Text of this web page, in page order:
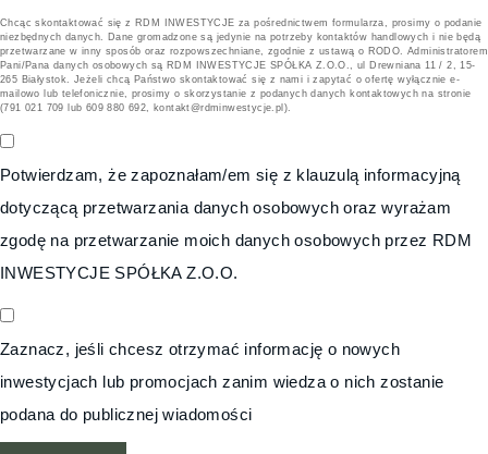
Chcąc skontaktować się z RDM INWESTYCJE za pośrednictwem formularza, prosimy o podanie
niezbędnych danych. Dane gromadzone są jedynie na potrzeby kontaktów handlowych i nie będą
przetwarzane w inny sposób oraz rozpowszechniane, zgodnie z ustawą o RODO. Administratorem
Pani/Pana danych osobowych są RDM INWESTYCJE SPÓŁKA Z.O.O., ul Drewniana 11 / 2, 15-
265 Białystok. Jeżeli chcą Państwo skontaktować się z nami i zapytać o ofertę wyłącznie e-
mailowo lub telefonicznie, prosimy o skorzystanie z podanych danych kontaktowych na stronie
(791 021 709 lub 609 880 692, kontakt@rdminwestycje.pl).
Potwierdzam, że zapoznałam/em się z klauzulą informacyjną
dotyczącą przetwarzania danych osobowych oraz wyrażam
zgodę na przetwarzanie moich danych osobowych przez RDM
INWESTYCJE SPÓŁKA Z.O.O.
Zaznacz, jeśli chcesz otrzymać informację o nowych
inwestycjach lub promocjach zanim wiedza o nich zostanie
podana do publicznej wiadomości